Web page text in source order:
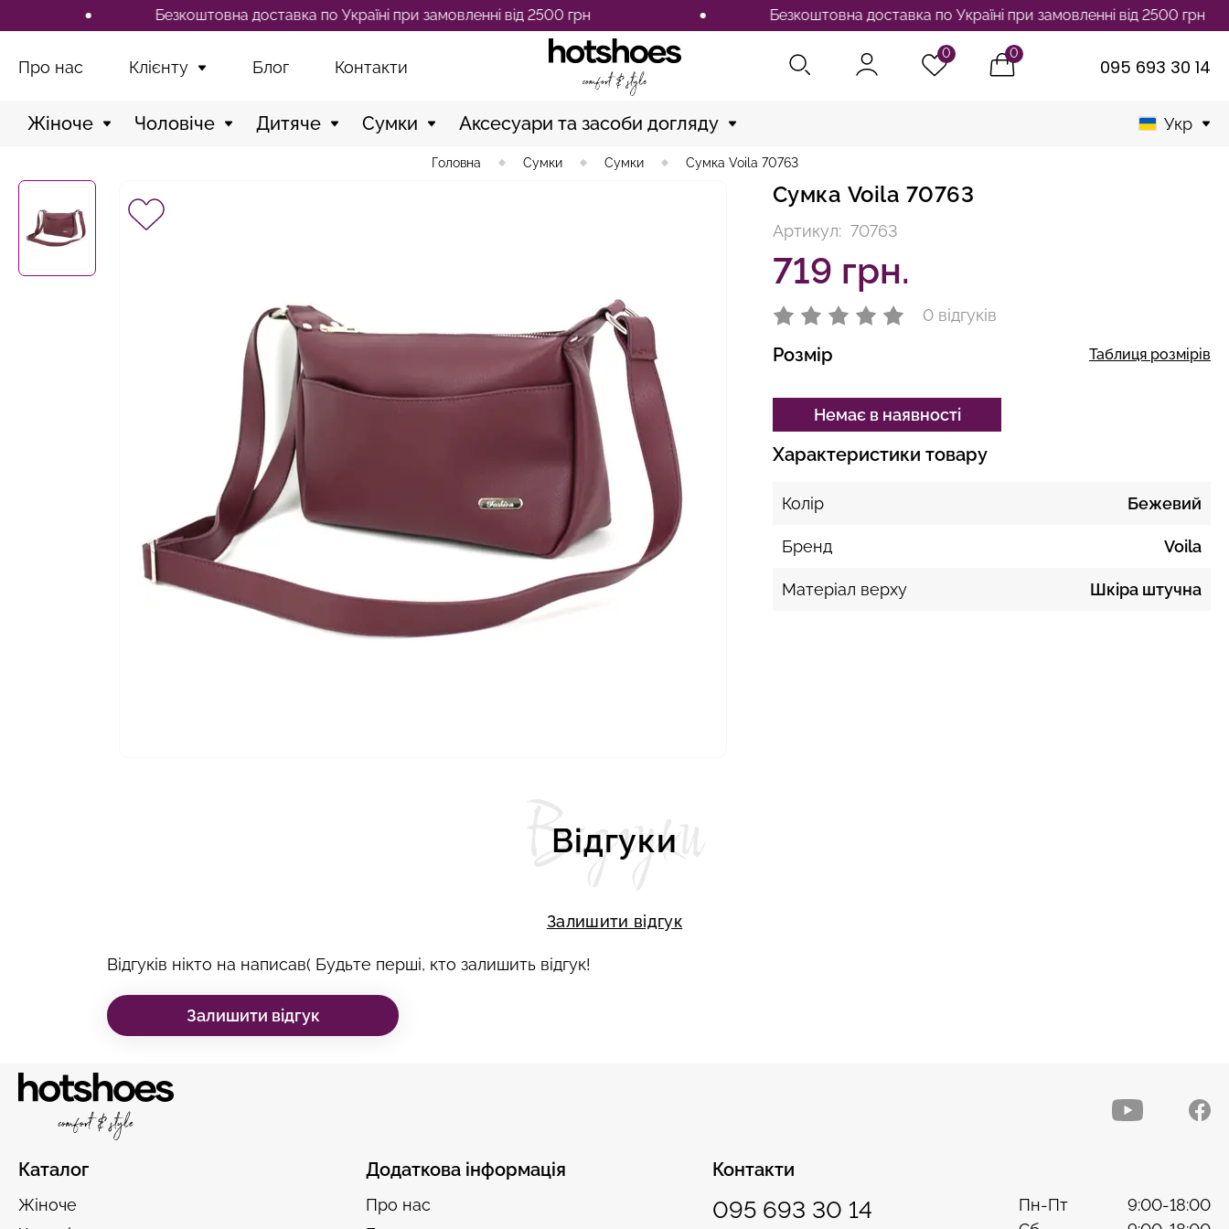
Безкоштовна доставка по Україні при замовленні від 2500 грн Безкоштовна доставка по Україні при замовленні від 2500 грн
Про нас Клієнту Блог Контакти
0 0
095 693 30 14
Жіноче Чоловіче Дитяче Сумки Аксесуари та засоби догляду Укр
Головна Сумки Сумки Сумка Voila 70763
Сумка Voila 70763
Артикул: 70763
719 грн.
0 відгуків
Розмір Таблиця розмірів
Немає в наявності
Характеристики товару
Колір Бежевий
Бренд Voila
Матеріал верху Шкіра штучна
Відгуки
Відгуки
Залишити відгук
Відгуків нікто на написав( Будьте перші, кто залишить відгук!
Залишити відгук
Каталог
Жіноче
Додаткова інформація
Про нас
Контакти
095 693 30 14 Пн-Пт
9:00-18:00